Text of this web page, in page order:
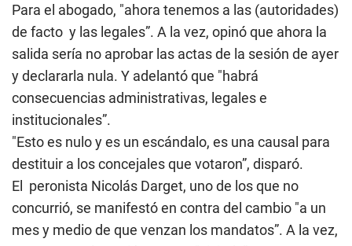
Para el abogado, "ahora tenemos a las (autoridades)
de facto y las legales”. A la vez, opinó que ahora la
salida sería no aprobar las actas de la sesión de ayer
y declararla nula. Y adelantó que "habrá
consecuencias administrativas, legales e
institucionales”.
"Esto es nulo y es un escándalo, es una causal para
destituir a los concejales que votaron”, disparó.
El peronista Nicolás Darget, uno de los que no
concurrió, se manifestó en contra del cambio "a un
mes y medio de que venzan los mandatos”. A la vez,